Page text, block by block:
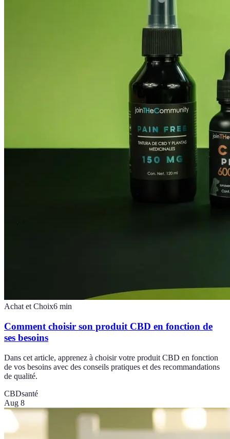
Achat et Choix6 min
Comment choisir son produit CBD en fonction de
ses besoins
Dans cet article, apprenez à choisir votre produit CBD en fonction
de vos besoins avec des conseils pratiques et des recommandations
de qualité.
CBDsanté
Aug 8